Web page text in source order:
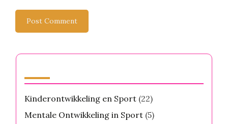
Kinderontwikkeling en Sport (22)
Mentale Ontwikkeling in Sport (5)